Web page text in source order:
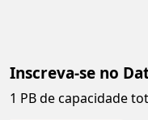
Inscreva-se no
1 PB de capacidade